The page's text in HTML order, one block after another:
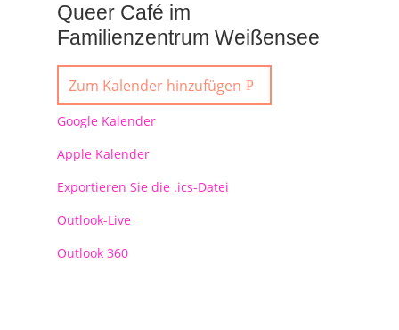
Queer Café im
Familienzentrum Weißensee
Zum Kalender hinzufügen
Google Kalender
Apple Kalender
Exportieren Sie die .ics-Datei
Outlook-Live
Outlook 360